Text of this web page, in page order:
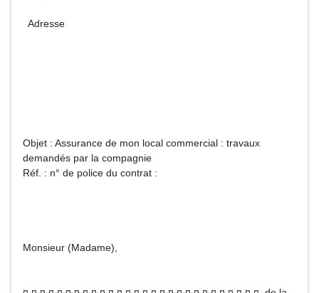
Adresse
Objet : Assurance de mon local commercial : travaux
demandés par la compagnie
Réf. : n° de police du contrat :
Monsieur (Madame),